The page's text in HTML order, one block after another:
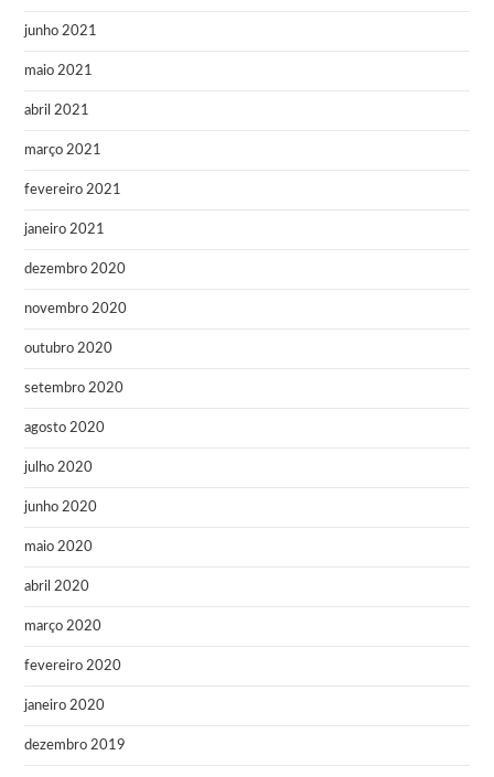
junho 2021
maio 2021
abril 2021
março 2021
fevereiro 2021
janeiro 2021
dezembro 2020
novembro 2020
outubro 2020
setembro 2020
agosto 2020
julho 2020
junho 2020
maio 2020
abril 2020
março 2020
fevereiro 2020
janeiro 2020
dezembro 2019